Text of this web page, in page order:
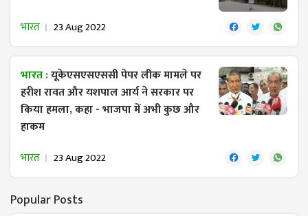
भारत 23 Aug 2022
भारत :यूकेएसएसएससी पेपर लीक मामले पर
हरीश रावत और यशपाल आर्य ने सरकार पर
किया हमला, कहा - भाजपा में अभी कुछ और
हाकम
भारत 23 Aug 2022
Popular Posts